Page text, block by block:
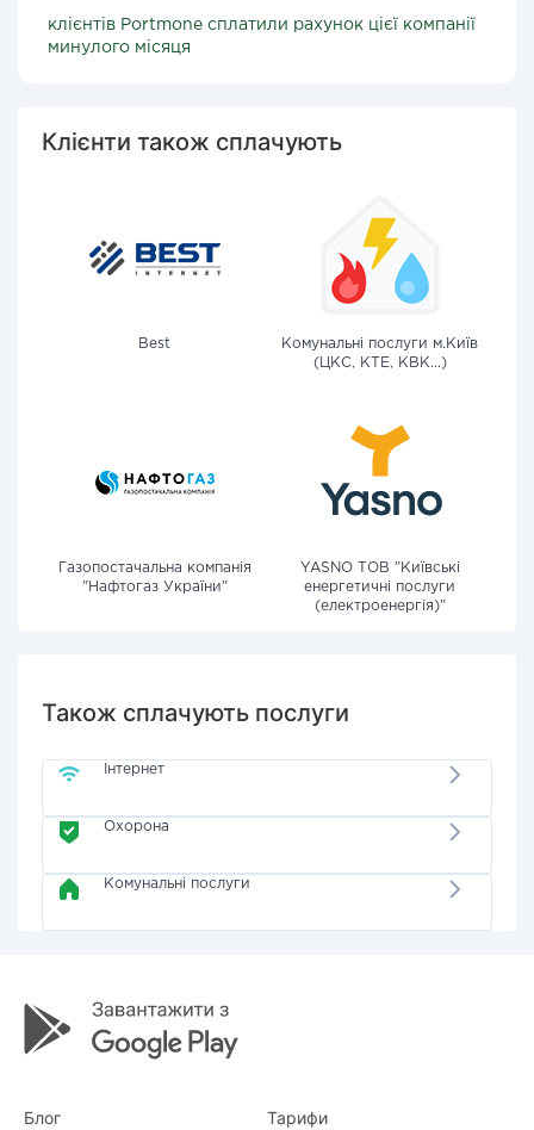
клієнтів Portmone сплатили рахунок цієї компанії
минулого місяця
Клієнти також сплачують
Best
Комунальні послуги м.Київ
(ЦКС, КТЕ, КВК...)
Газопостачальна компанія
"Нафтогаз України"
YASNO ТОВ "Київські
енергетичні послуги
(електроенергія)"
Також сплачують послуги
Інтернет
Охорона
Комунальні послуги
Блог Тарифи